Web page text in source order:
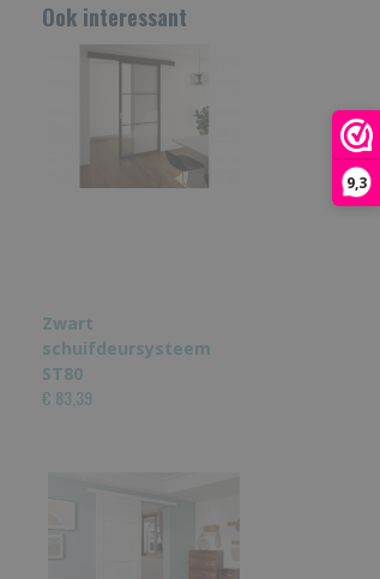
9,3
Ook interessant
Zwart
schuifdeursysteem
ST80
€ 83,39